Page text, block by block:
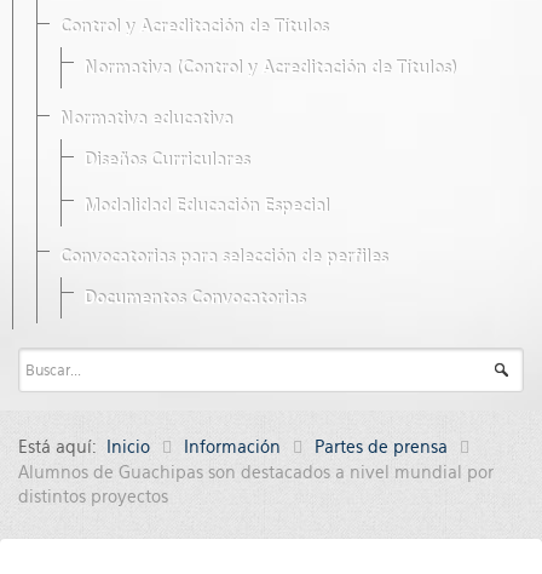
Control y Acreditación de Títulos
Normativa (Control y Acreditación de Títulos)
Normativa educativa
Diseños Curriculares
Modalidad Educación Especial
Convocatorias para selección de perfiles
Documentos Convocatorias
Está aquí: Inicio Información
Partes de prensa
Alumnos de Guachipas son destacados a nivel mundial por
distintos proyectos